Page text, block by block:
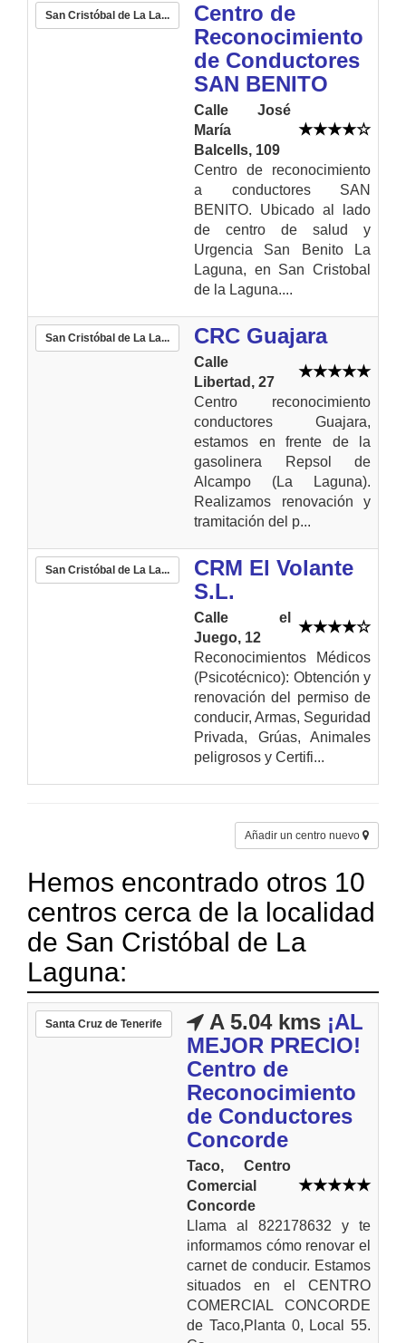
San Cristóbal de La La...
Centro de
Reconocimiento
de Conductores
SAN BENITO
Calle José
María
Balcells, 109
Centro de reconocimiento
a conductores SAN
BENITO. Ubicado al lado
de centro de salud y
Urgencia San Benito La
Laguna, en San Cristobal
de la Laguna....
San Cristóbal de La La... CRC Guajara
Calle
Libertad, 27
Centro reconocimiento
conductores Guajara,
estamos en frente de la
gasolinera Repsol de
Alcampo (La Laguna).
Realizamos renovación y
tramitación del p...
San Cristóbal de La La...
CRM El Volante
S.L.
Calle el
Juego, 12
Reconocimientos Médicos
(Psicotécnico): Obtención y
renovación del permiso de
conducir, Armas, Seguridad
Privada, Grúas, Animales
peligrosos y Certifi...
Añadir un centro nuevo
Hemos encontrado otros 10
centros cerca de la localidad
de San Cristóbal de La
Laguna:
Santa Cruz de Tenerife A 5.04 kms ¡AL
MEJOR PRECIO!
Centro de
Reconocimiento
de Conductores
Concorde
Taco, Centro
Comercial
Concorde
Llama al 822178632 y te
informamos cómo renovar el
carnet de conducir. Estamos
situados en el CENTRO
COMERCIAL CONCORDE
de Taco,Planta 0, Local 55.